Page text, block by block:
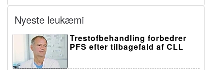
Nyeste leukæmi
Trestofbehandling forbedrer
PFS efter tilbagefald af CLL